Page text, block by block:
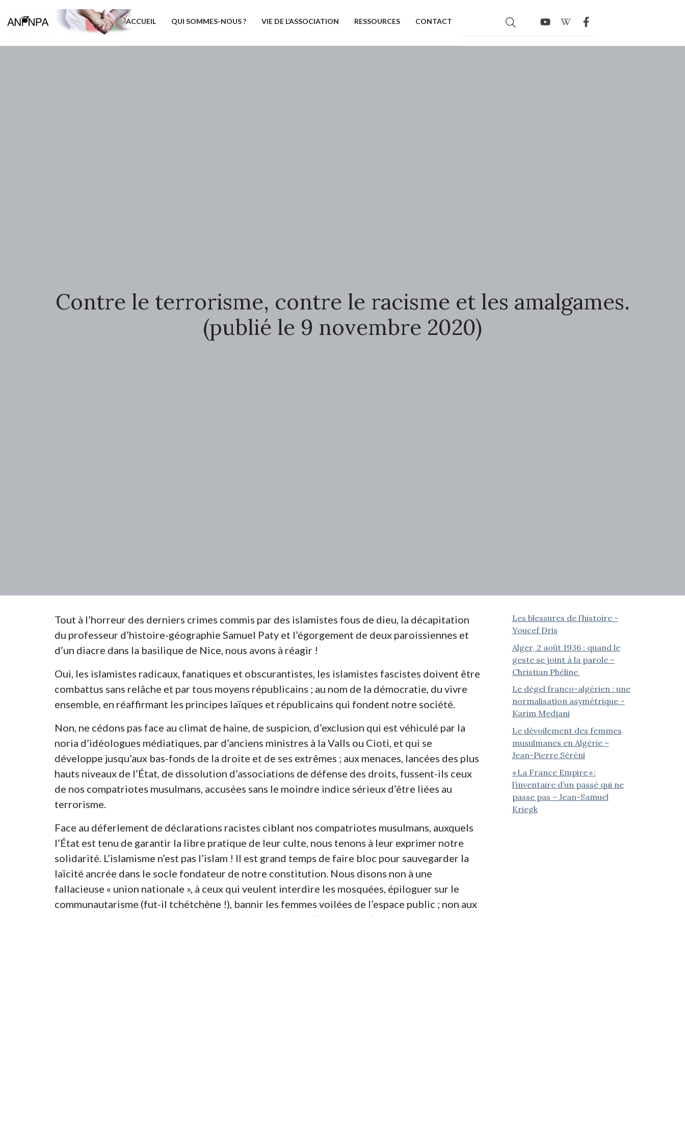
ACCUEIL QUI SOMMES-NOUS ? VIE DE L’ASSOCIATION RESSOURCES CONTACT
Contre le terrorisme, contre le racisme et les amalgames.
(publié le 9 novembre 2020)
Tout à l’horreur des derniers crimes commis par des islamistes fous de dieu, la décapitation
du professeur d’histoire-géographie Samuel Paty et l’égorgement de deux paroissiennes et
d’un diacre dans la basilique de Nice, nous avons à réagir !
Oui, les islamistes radicaux, fanatiques et obscurantistes, les islamistes fascistes doivent être
combattus sans relâche et par tous moyens républicains ; au nom de la démocratie, du vivre
ensemble, en réaffirmant les principes laïques et républicains qui fondent notre société.
Non, ne cédons pas face au climat de haine, de suspicion, d’exclusion qui est véhiculé par la
noria d’idéologues médiatiques, par d’anciens ministres à la Valls ou Cioti, et qui se
développe jusqu’aux bas-fonds de la droite et de ses extrêmes ; aux menaces, lancées des plus
hauts niveaux de l’État, de dissolution d’associations de défense des droits, fussent-ils ceux
de nos compatriotes musulmans, accusées sans le moindre indice sérieux d’être liées au
terrorisme.
Face au déferlement de déclarations racistes ciblant nos compatriotes musulmans, auxquels
l’État est tenu de garantir la libre pratique de leur culte, nous tenons à leur exprimer notre
solidarité. L’islamisme n’est pas l’islam ! Il est grand temps de faire bloc pour sauvegarder la
laïcité ancrée dans le socle fondateur de notre constitution. Nous disons non à une
fallacieuse « union nationale », à ceux qui veulent interdire les mosquées, épiloguer sur le
communautarisme (fut-il tchétchène !), bannir les femmes voilées de l’espace public ; non aux
nostalgiques du « beau temps des colonies » ; à ceux qui s’opposent à l’égalité des droits ; à
Les blessures de l’histoire -
Youcef Dris
Alger, 2 août 1936 : quand le
geste se joint à la parole –
Christian Phéline
Le dégel franco-algérien : une
normalisation asymétrique –
Karim Medjani
Le dévoilement des femmes
musulmanes en Algérie –
Jean-Pierre Séréni
« La France Empire » :
l’inventaire d’un passé qui ne
passe pas – Jean-Samuel
Kriegk